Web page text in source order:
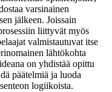
varsinainen
jälkeen. Joissain
liittyvät myös
valmistautuvat itse
lähtökohta
on yhdistää opittu
päätelmiä ja luoda
logiikoista.